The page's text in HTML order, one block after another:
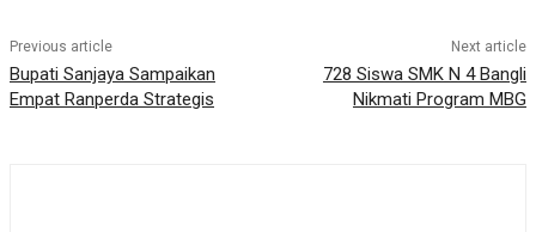
Previous article
Bupati Sanjaya Sampaikan
Empat Ranperda Strategis
Next article
728 Siswa SMK N 4 Bangli
Nikmati Program MBG